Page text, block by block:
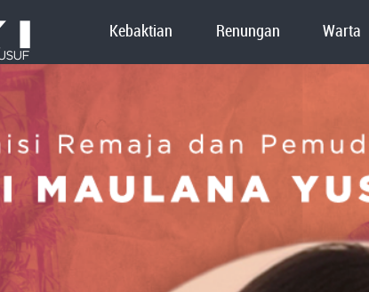
Kebaktian Renungan Warta